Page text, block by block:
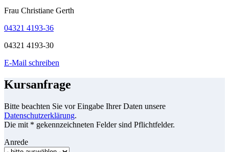
Frau Christiane Gerth
04321 4193-36
04321 4193-30
E-Mail schreiben
Kursanfrage
Bitte beachten Sie vor Eingabe Ihrer Daten unsere
Datenschutzerklärung.
Die mit * gekennzeichneten Felder sind Pflichtfelder.
Anrede